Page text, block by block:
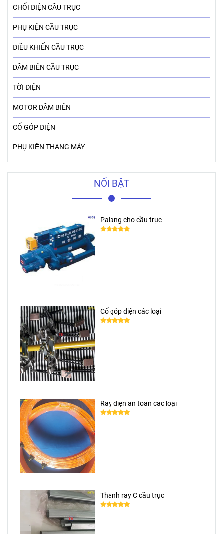
CHỔI ĐIỆN CẦU TRỤC
PHỤ KIỆN CẦU TRỤC
ĐIỀU KHIỂN CẦU TRỤC
DẦM BIÊN CẦU TRỤC
TỜI ĐIỆN
MOTOR DẦM BIÊN
CỔ GÓP ĐIỆN
PHỤ KIỆN THANG MÁY
NỔI BẬT
Palang cho cầu trục
Cổ góp điện các loại
Ray điện an toàn các loại
Thanh ray C cầu trục